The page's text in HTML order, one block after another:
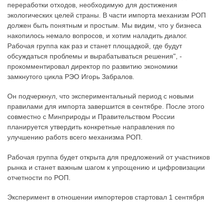
переработки отходов, необходимую для достижения
экологических целей страны. В части импорта механизм РОП
должен быть понятным и простым. Мы видим, что у бизнеса
накопилось немало вопросов, и хотим наладить диалог.
Рабочая группа как раз и станет площадкой, где будут
обсуждаться проблемы и вырабатываться решения", -
прокомментировал директор по развитию экономики
замкнутого цикла РЭО Игорь Забралов.
Он подчеркнул, что экспериментальный период с новыми
правилами для импорта завершится в сентябре. После этого
совместно с Минприроды и Правительством России
планируется утвердить конкретные направления по
улучшению работs всего механизма РОП.
Рабочая группа будет открыта для предложений от участников
рынка и станет важным шагом к упрощению и цифровизации
отчетности по РОП.
Эксперимент в отношении импортеров стартовал 1 сентября